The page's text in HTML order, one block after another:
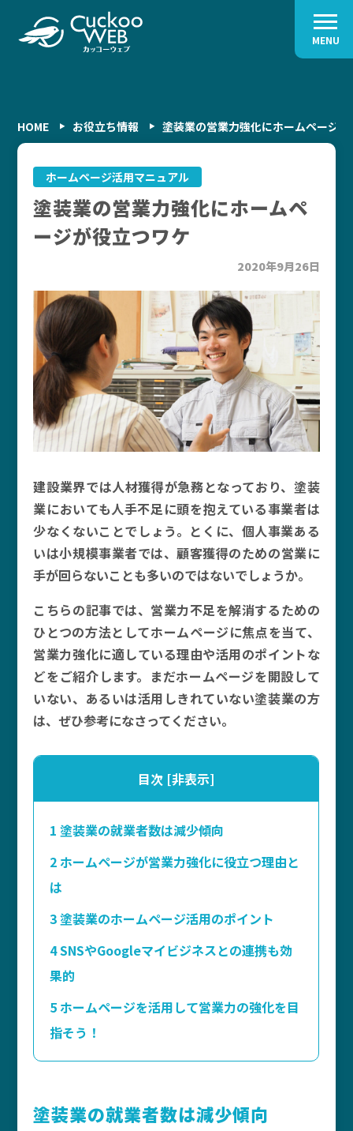
MENU
HOME お役立ち情報 塗装業の営業力強化にホームページ
ホームページ活用マニュアル
塗装業の営業力強化にホームペ
ージが役立つワケ
2020年9月26日
建設業界では人材獲得が急務となっており、塗装
業においても人手不足に頭を抱えている事業者は
少なくないことでしょう。とくに、個人事業ある
いは小規模事業者では、顧客獲得のための営業に
手が回らないことも多いのではないでしょうか。
こちらの記事では、営業力不足を解消するための
ひとつの方法としてホームページに焦点を当て、
営業力強化に適している理由や活用のポイントな
どをご紹介します。まだホームページを開設して
いない、あるいは活用しきれていない塗装業の方
は、ぜひ参考になさってください。
目次 [非表示]
1 塗装業の就業者数は減少傾向
2ホームページが営業力強化に役立つ理由と
は
3塗装業のホームページ活用のポイント
4SNSやGoogleマイビジネスとの連携も効
果的
5ホームページを活用して営業力の強化を目
指そう！
塗装業の就業者数は減少傾向